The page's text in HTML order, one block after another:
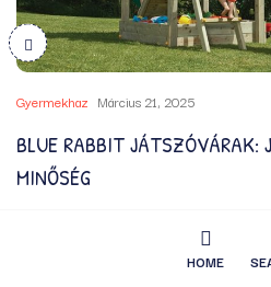
Gyermekhaz Március 21, 2025
BLUE RABBIT JÁTSZÓVÁRAK:
MINŐSÉG
HOME